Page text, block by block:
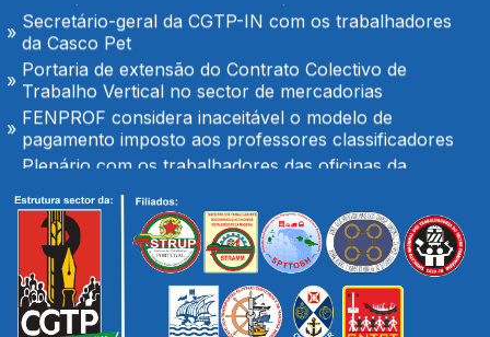
Secretário-geral da CGTP-IN com os trabalhadores
da Casco Pet
Portaria de extensão do Contrato Colectivo de
Trabalho Vertical no sector de mercadorias
FENPROF considera inaceitável o modelo de
pagamento imposto aos professores classificadores
Plenário com os trabalhadores das oficinas da
Docentes classificadores não podem ser obrigados a
alterar férias para suprir falhas do Ministério
No SNS mantém-se o garrote financeiro das
Unidades Locais de Saúde
Ministro das Finanças anuncia a possibilidade do
aumento de impostos ou congelamento de salários